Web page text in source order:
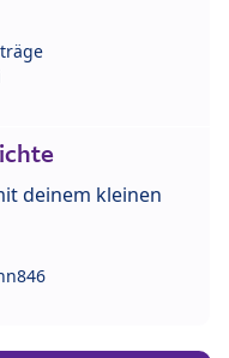
deinem kleinen